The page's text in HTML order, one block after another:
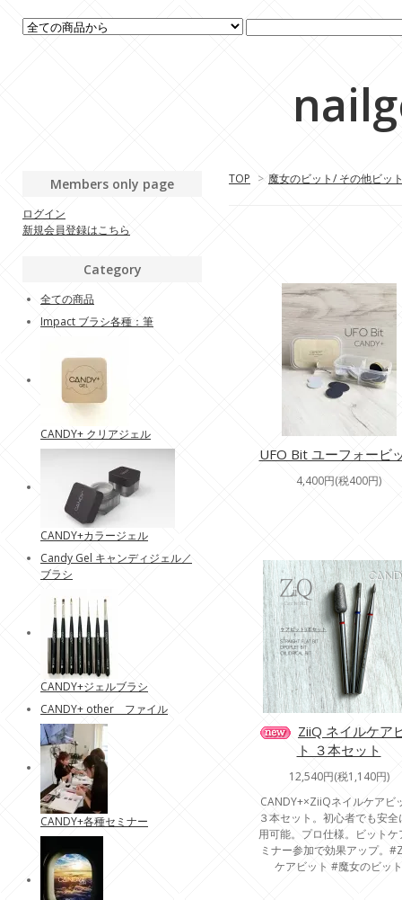
TOP > 魔女のビット/ その他ビッ
UFO Bit ユーフォービ
4,400円(税400円)
ZiiQ ネイルケア
ト ３本セット
12,540円(税1,140円)
CANDY+×ZiiQネイルケアビ
３本セット。初心者でも安全
用可能。プロ仕様。ビットケ
ミナー参加で効果アップ。
ケアビット #魔女のビット
Members only page
ログイン
新規会員登録はこちら
Category
全ての商品
Impact ブラシ各種：筆
CANDY+ クリアジェル
CANDY+カラージェル
Candy Gel キャンディジェル／
ブラシ
CANDY+ジェルブラシ
CANDY+ other ファイル
CANDY+各種セミナー